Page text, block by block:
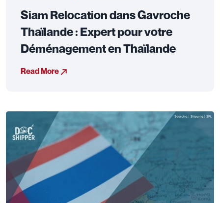
Siam Relocation dans Gavroche
Thaïlande : Expert pour votre
Déménagement en Thaïlande
Read More